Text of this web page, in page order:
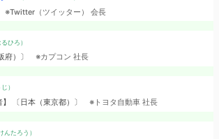
※Twitter（ツイッター） 会長
ひろ）
府）〕 ※カプコン 社長
）
】 〔日本（東京都）〕 ※トヨタ自動車 社長
んたろう）